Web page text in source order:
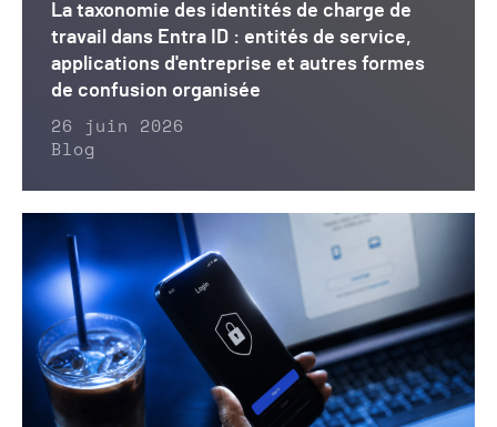
La taxonomie des identités de charge de
travail dans Entra ID : entités de service,
applications d'entreprise et autres formes
de confusion organisée
26 juin 2026
Blog